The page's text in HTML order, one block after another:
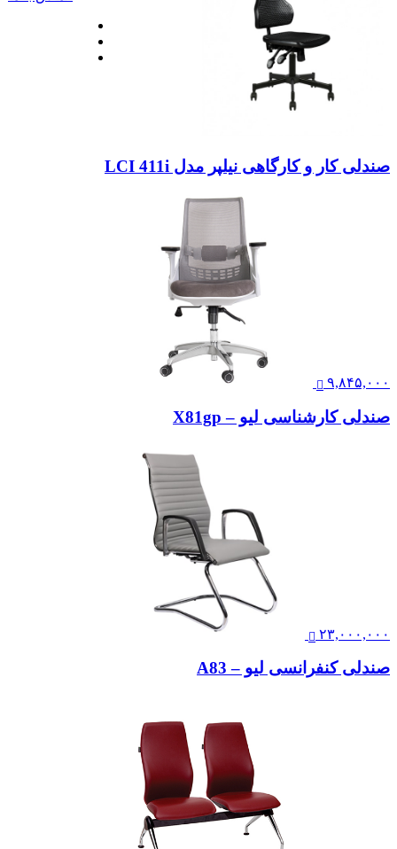
صندلی کار و کارگاهی نیلپر مدل LCI 411i
۹,۸۴۵,۰۰۰
صندلی کارشناسی لیو – X81gp
۲۳,۰۰۰,۰۰۰
صندلی کنفرانسی لیو – A83